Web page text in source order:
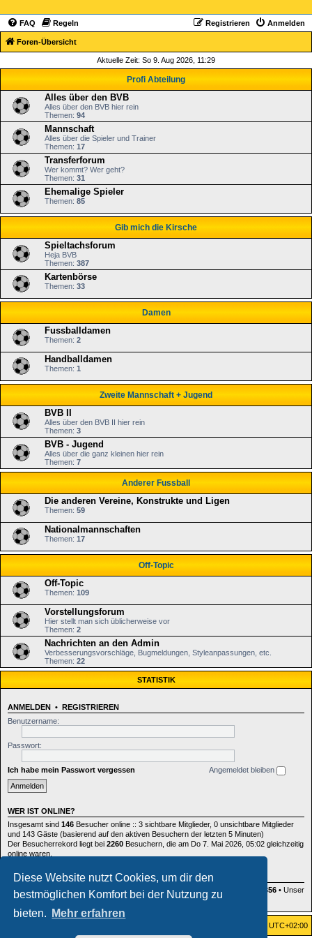
Diese Website nutzt Cookies, um dir den
bestmöglichen Komfort bei der Nutzung zu
bieten.
Mehr erfahren
FAQ Regeln Anmelden
Registrieren
Foren-Übersicht
Aktuelle Zeit: So 9. Aug 2026, 11:29
Profi Abteilung
Alles über den BVB
Alles über den BVB hier rein
Themen: 94
Mannschaft
Alles über die Spieler und Trainer
Themen: 17
Transferforum
Wer kommt? Wer geht?
Themen: 31
Ehemalige Spieler
Themen: 85
Gib mich die Kirsche
Spieltachsforum
Heja BVB
Themen: 387
Kartenbörse
Themen: 33
Damen
Fussballdamen
Themen: 2
Handballdamen
Themen: 1
Zweite Mannschaft + Jugend
BVB II
Alles über den BVB II hier rein
Themen: 3
BVB - Jugend
Alles über die ganz kleinen hier rein
Themen: 7
Anderer Fussball
Die anderen Vereine, Konstrukte und Ligen
Themen: 59
Nationalmannschaften
Themen: 17
Off-Topic
Off-Topic
Themen: 109
Vorstellungsforum
Hier stellt man sich üblicherweise vor
Themen: 2
Nachrichten an den Admin
Verbesserungsvorschläge, Bugmeldungen, Styleanpassungen, etc.
Themen: 22
STATISTIK
ANMELDEN • REGISTRIEREN
Benutzername:
Passwort:
Ich habe mein Passwort vergessen Angemeldet bleiben
WER IST ONLINE?
Insgesamt sind 146 Besucher online :: 3 sichtbare Mitglieder, 0 unsichtbare Mitglieder
und 143 Gäste (basierend auf den aktiven Besuchern der letzten 5 Minuten)
Der Besucherrekord liegt bei 2260 Besuchern, die am Do 7. Mai 2026, 05:02 gleichzeitig
online waren.
STATISTIK
Beiträge insgesamt
164396 • Themen insgesamt885 356 • Unser
neuestes Mitglied: fenja.liedtke
UTC+02:00